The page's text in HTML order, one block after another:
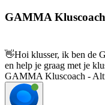
GAMMA Kluscoach
👋Hoi klusser, ik ben de
en help je graag met je
GAMMA Kluscoach -